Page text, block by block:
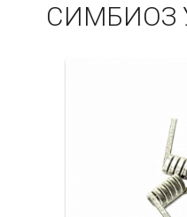
СИМБИОЗ